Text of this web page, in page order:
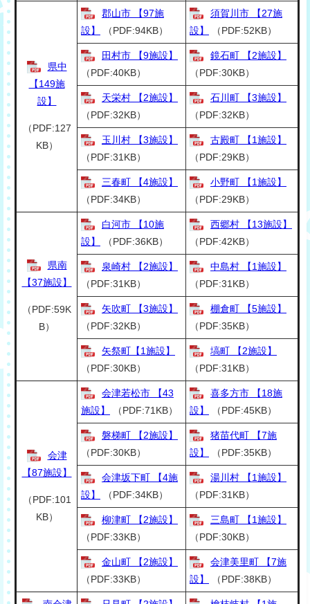
県中
【149施
設】
（PDF:127
KB）
郡山市 【97施
設】
（PDF:94KB）
須賀川市 【27施
設】
（PDF:52KB）
田村市 【9施設】
（PDF:40KB）
鏡石町 【2施設】
（PDF:30KB）
天栄村 【2施設】
（PDF:32KB）
石川町 【3施設】
（PDF:32KB）
玉川村 【3施設】
（PDF:31KB）
古殿町 【1施設】
（PDF:29KB）
三春町 【4施設】
（PDF:34KB）
小野町 【1施設】
（PDF:29KB）
県南
【37施設】
（PDF:59K
B）
白河市 【10施
設】
（PDF:36KB）
西郷村 【13施設】
（PDF:42KB）
泉崎村 【2施設】
（PDF:31KB）
中島村 【1施設】
（PDF:31KB）
矢吹町 【3施設】
（PDF:32KB）
棚倉町 【5施設】
（PDF:35KB）
矢祭町【1施設】
（PDF:30KB）
塙町 【2施設】
（PDF:31KB）
会津
【87施設】
（PDF:101
KB）
会津若松市 【43
施設】
（PDF:71KB）
喜多方市 【18施
設】
（PDF:45KB）
磐梯町 【2施設】
（PDF:30KB）
猪苗代町 【7施
設】
（PDF:35KB）
会津坂下町 【4施
設】
（PDF:34KB）
湯川村 【1施設】
（PDF:31KB）
柳津町 【2施設】
（PDF:33KB）
三島町 【1施設】
（PDF:30KB）
金山町 【2施設】
（PDF:33KB）
会津美里町 【7施
設】
（PDF:38KB）